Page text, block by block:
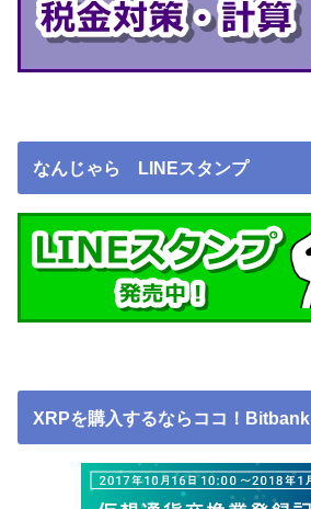
なんじゃら LINEスタンプ
XRPを購入するならココ！Bitbank